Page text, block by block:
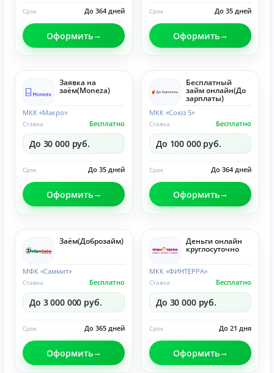
До 364 дней
Срок
Оформить
До 35 дней
Срок
Оформить
Заявка на
заём(Moneza)
МКК «Макро»
Бесплатно
Ставка
До 30 000 руб.
До 35 дней
Срок
Оформить
Бесплатный
займ онлайн(До
зарплаты)
МКК «Союз 5»
Бесплатно
Ставка
До 100 000 руб.
До 364 дней
Срок
Оформить
Заём(Доброзайм)
МФК «Саммит»
Бесплатно
Ставка
До 3 000 000 руб.
До 365 дней
Срок
Оформить
Деньги онлайн
круглосуточно
МКК «ФИНТЕРРА»
Бесплатно
Ставка
До 30 000 руб.
До 21 дня
Срок
Оформить